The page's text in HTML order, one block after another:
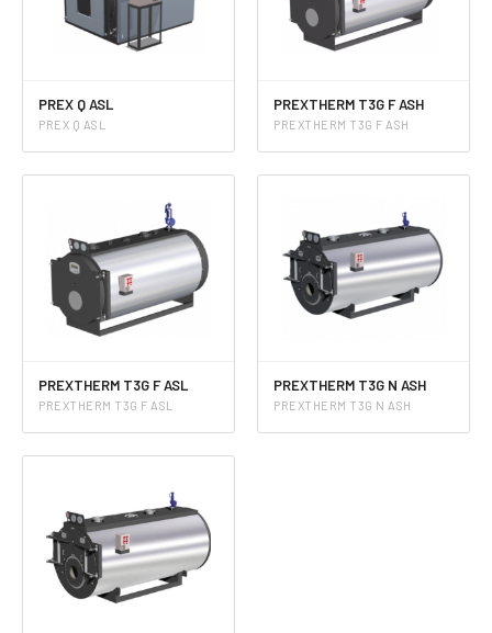
PREX Q ASL
PREX Q ASL
PREXTHERM T3G F ASH
PREXTHERM T3G F ASH
PREXTHERM T3G F ASL
PREXTHERM T3G F ASL
PREXTHERM T3G N ASH
PREXTHERM T3G N ASH